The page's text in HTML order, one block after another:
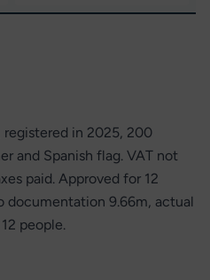
in 2025, 200
and Spanish flag. VAT not
paid. Approved for 12
documentation 9.66m, actual
people.